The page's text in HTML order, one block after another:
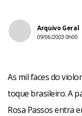
Arquivo Geral
09/06/2003 0h00
As mil faces do
toque brasileiro. A
Rosa Passos entra